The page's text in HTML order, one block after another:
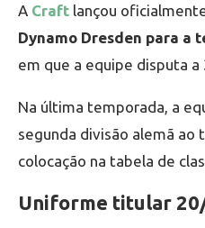
A Craft lançou
Dynamo Dresden para a
em que a equipe disputa a
Na última temporada, a
segunda divisão alemã ao
colocação na tabela de
Uniforme titular